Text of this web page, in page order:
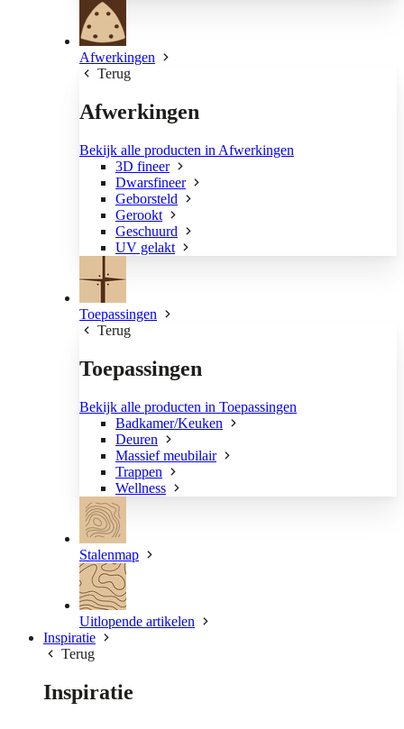
Afwerkingen
Terug
Afwerkingen
Bekijk alle producten in Afwerkingen
3D fineer
Dwarsfineer
Geborsteld
Gerookt
Geschuurd
UV gelakt
Toepassingen
Terug
Toepassingen
Bekijk alle producten in Toepassingen
Badkamer/Keuken
Deuren
Massief meubilair
Trappen
Wellness
Stalenmap
Uitlopende artikelen
Inspiratie
Terug
Inspiratie